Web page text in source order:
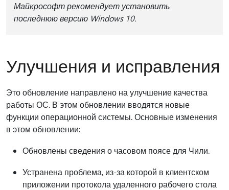
Майкрософт рекомендует установить
последнюю версию Windows 10.
Улучшения и исправления
Это обновление направлено на улучшение качества
работы ОС. В этом обновлении вводятся новые
функции операционной системы. Основные изменения
в этом обновлении:
Обновлены сведения о часовом поясе для Чили.
Устранена проблема, из-за которой в клиентском
приложении протокола удаленного рабочего стола